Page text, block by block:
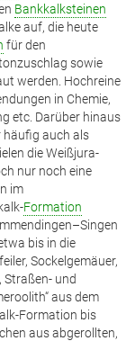
Bankkalksteinen
auf, die heute
für den
sowie
werden. Hochreine
in Chemie,
etc. Darüber hinaus
häufig auch als
die Weißjura-
nur noch eine
im
Formation
bis in die
Sockelgemäuer,
und
aus dem
Formation bis
aus abgerollten,